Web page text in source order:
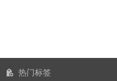
热门标签